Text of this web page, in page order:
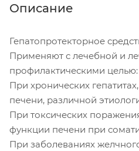
Описание
Гепатопротекторное
Применяют с лечебной и
профилактическими целью:
При хронических
печени, различной
При токсических
функции печени при
При заболеваниях